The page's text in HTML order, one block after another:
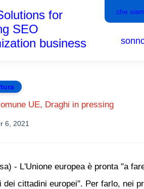
che
for
SEO
business
UE, Draghi in pressing
6, 2021
- L'Unione europea è pronta "a
dei cittadini europei". Per farlo, nei